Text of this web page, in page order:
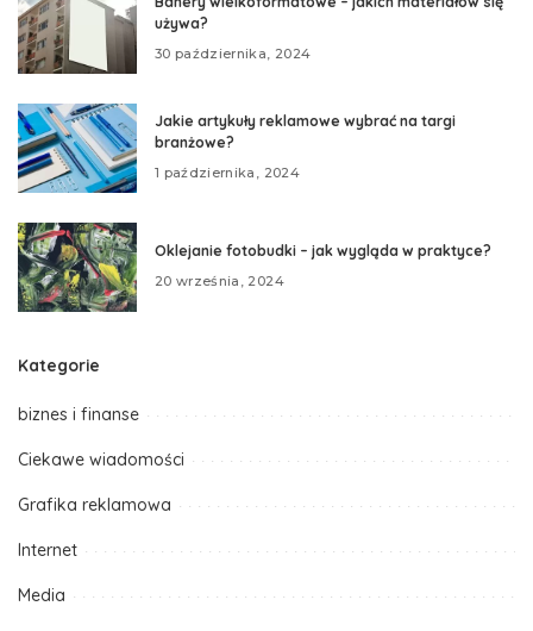
używa?
30 października, 2024
Jakie artykuły reklamowe wybrać na targi
branżowe?
1 października, 2024
Oklejanie fotobudki – jak wygląda w praktyce?
20 września, 2024
Kategorie
biznes i finanse
Ciekawe wiadomości
Grafika reklamowa
Internet
Media